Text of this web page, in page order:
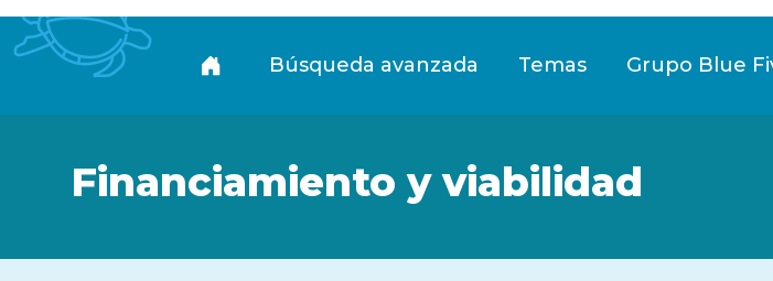
BibliotecaBúsqueda avanzada Temas Grupo Blue
Financiamiento y viabilidad